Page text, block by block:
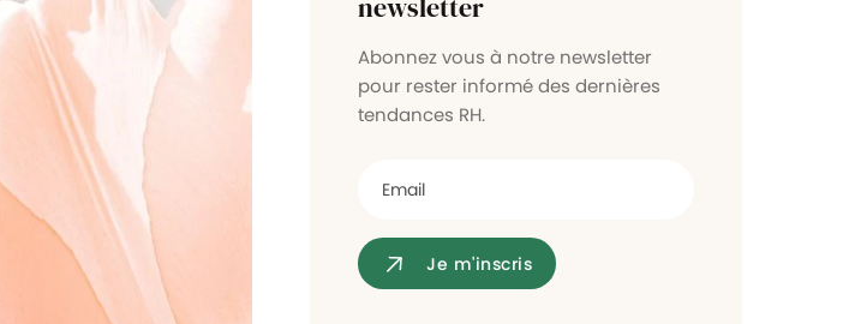
newsletter
Abonnez vous à notre newsletter
pour rester informé des dernières
tendances RH.
Je m'inscris
Contrôle d'accès